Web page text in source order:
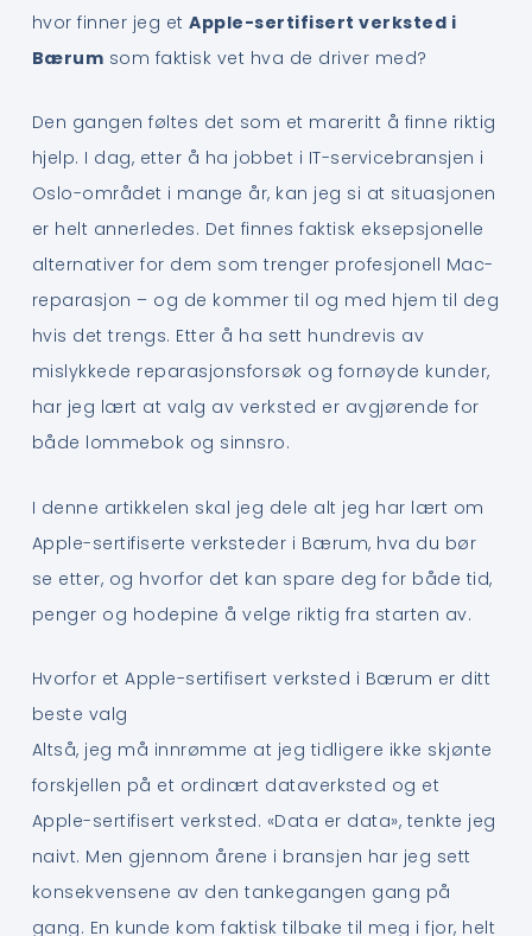
hvor finner jeg etApple-sertifisert verksted i
Bærum som faktisk vet hva de driver med?
Den gangen føltes det som et mareritt å finne riktig
hjelp. I dag, etter å ha jobbet i IT-servicebransjen i
Oslo-området i mange år, kan jeg si at situasjonen
er helt annerledes. Det finnes faktisk eksepsjonelle
alternativer for dem som trenger profesjonell Mac-
reparasjon – og de kommer til og med hjem til deg
hvis det trengs. Etter å ha sett hundrevis av
mislykkede reparasjonsforsøk og fornøyde kunder,
har jeg lært at valg av verksted er avgjørende for
både lommebok og sinnsro.
I denne artikkelen skal jeg dele alt jeg har lært om
Apple-sertifiserte verksteder i Bærum, hva du bør
se etter, og hvorfor det kan spare deg for både tid,
penger og hodepine å velge riktig fra starten av.
Hvorfor et Apple-sertifisert verksted i Bærum er ditt
beste valg
Altså, jeg må innrømme at jeg tidligere ikke skjønte
forskjellen på et ordinært dataverksted og et
Apple-sertifisert verksted. «Data er data», tenkte jeg
naivt. Men gjennom årene i bransjen har jeg sett
konsekvensene av den tankegangen gang på
gang. En kunde kom faktisk tilbake til meg i fjor, helt